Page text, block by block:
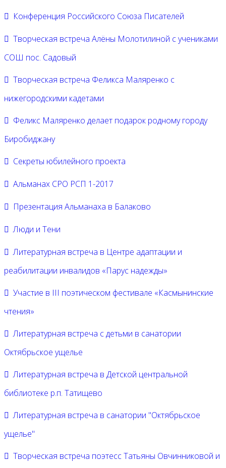
Конференция Российского Союза Писателей
Творческая встреча Алёны Молотилиной с учениками
СОШ пос. Садовый
Творческая встреча Феликса Маляренко с
нижегородскими кадетами
Феликс Маляренко делает подарок родному городу
Биробиджану
Секреты юбилейного проекта
Альманах СРО РСП 1-2017
Презентация Альманаха в Балаково
Люди и Тени
Литературная встреча в Центре адаптации и
реабилитации инвалидов «Парус надежды»
Участие в III поэтическом фестивале «Касмынинские
чтения»
Литературная встреча с детьми в санатории
Октябрьское ущелье
Литературная встреча в Детской центральной
библиотеке р.п. Татищево
Литературная встреча в санатории "Октябрьское
ущелье"
Творческая встреча поэтесс Татьяны Овчинниковой и